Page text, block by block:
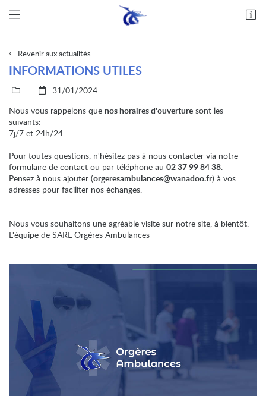
Rue nationale, ZA du Champs Belon
Revenir aux actualités
INFORMATIONS UTILES
31/01/2024
Nous vous rappelons que nos horaires d'ouverture sont les
suivants:
7j/7 et 24h/24
Pour toutes questions, n'hésitez pas à nous contacter via notre
formulaire de contact ou par téléphone au 02 37 99 84 38.
Pensez à nous ajouter (orgeresambulances@wanadoo.fr) à vos
adresses pour faciliter nos échanges.
Nous vous souhaitons une agréable visite sur notre site, à bientôt.
L'équipe de SARL Orgères Ambulances